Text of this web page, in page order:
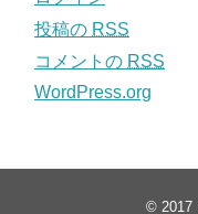
投稿の RSS
コメントの RSS
WordPress.org
© 2017